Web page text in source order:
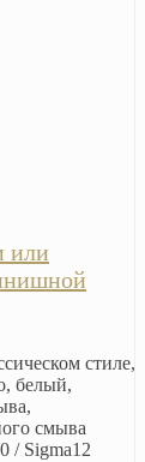
или
стиле,
белый,
смыва
/ Sigma12